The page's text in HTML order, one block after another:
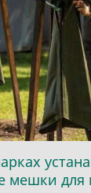
мешки для